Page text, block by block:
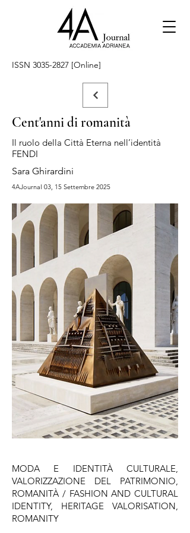
ISSN 3035-2827 [Online]
Cent'anni di romanità
Il ruolo della Città Eterna nell’identità
FENDI
Sara Ghirardini
4AJournal 03, 15 Settembre 2025
MODA E IDENTITÀ CULTURALE,
VALORIZZAZIONE DEL PATRIMONIO,
ROMANITÀ / FASHION AND CULTURAL
IDENTITY, HERITAGE VALORISATION,
ROMANITY